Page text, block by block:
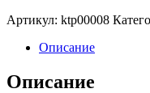
Артикул: ktp00008
Описание
Описание